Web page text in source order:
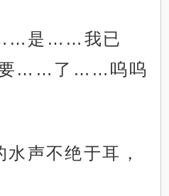
是……我已
……了……呜呜
水声不绝于耳，